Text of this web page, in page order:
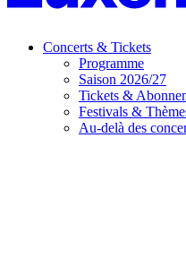
Concerts & Tickets
Programme
Saison 2026/27
Tickets &
Festivals &
Au-delà des